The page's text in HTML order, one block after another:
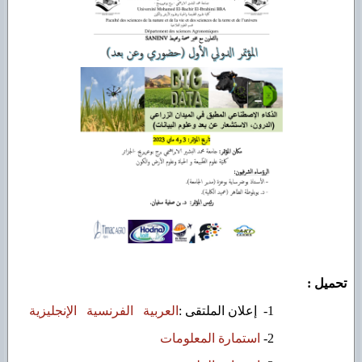
تحميل :
1- إعلان الملتقى :
العربية الفرنسية
الإنجليزية
2-
استمارة المعلومات